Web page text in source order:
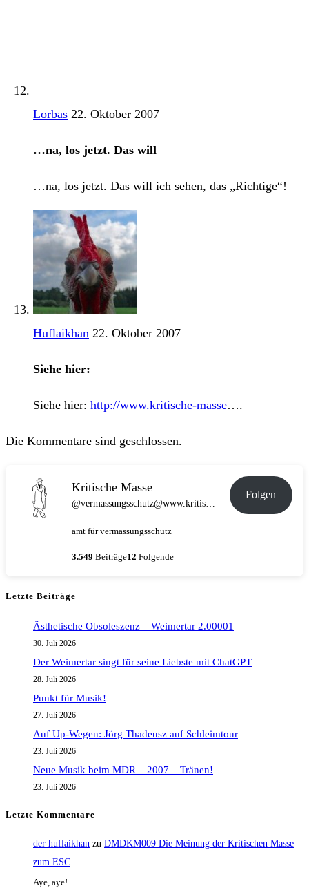
Lorbas 22. Oktober 2007
…na, los jetzt. Das will
…na, los jetzt. Das will ich sehen, das „Richtige“!
Huflaikhan 22. Oktober 2007
Siehe hier:
Siehe hier: http://www.kritische-masse….
Die Kommentare sind geschlossen.
Kritische Masse
@vermassungsschutz@www.kritische-masse.de
Folgen
amt für vermassungsschutz
3.549 Beiträge12 Folgende
Letzte Beiträge
Ästhetische Obsoleszenz – Weimertar 2.00001
30. Juli 2026
Der Weimertar singt für seine Liebste mit ChatGPT
28. Juli 2026
Punkt für Musik!
27. Juli 2026
Auf Up-Wegen: Jörg Thadeusz auf Schleimtour
23. Juli 2026
Neue Musik beim MDR – 2007 – Tränen!
23. Juli 2026
Letzte Kommentare
der huflaikhan zu DMDKM009 Die Meinung der Kritischen Masse
zum ESC
Aye, aye!